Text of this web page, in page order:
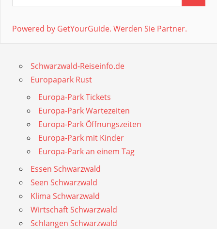
Powered by GetYourGuide. Werden Sie Partner.
Schwarzwald-Reiseinfo.de
Europapark Rust
Europa-Park Tickets
Europa-Park Wartezeiten
Europa-Park Öffnungszeiten
Europa-Park mit Kinder
Europa-Park an einem Tag
Essen Schwarzwald
Seen Schwarzwald
Klima Schwarzwald
Wirtschaft Schwarzwald
Schlangen Schwarzwald